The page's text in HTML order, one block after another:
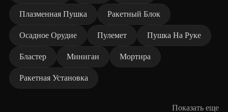
Плазменная Пушка Ракетный Блок
Осадное Орудие Пулемет Пушка На Руке
Бластер Миниган Мортира
Ракетная Установка
Показать еще